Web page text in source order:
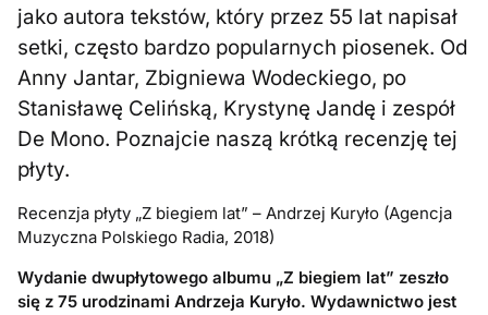
jako autora tekstów, który przez 55 lat napisał
setki, często bardzo popularnych piosenek. Od
Anny Jantar, Zbigniewa Wodeckiego, po
Stanisławę Celińską, Krystynę Jandę i zespół
De Mono. Poznajcie naszą krótką recenzję tej
płyty.
Recenzja płyty „Z biegiem lat” – Andrzej Kuryło (Agencja
Muzyczna Polskiego Radia, 2018)
Wydanie dwupłytowego albumu „Z biegiem lat” zeszło
się z 75 urodzinami Andrzeja Kuryło. Wydawnictwo jest